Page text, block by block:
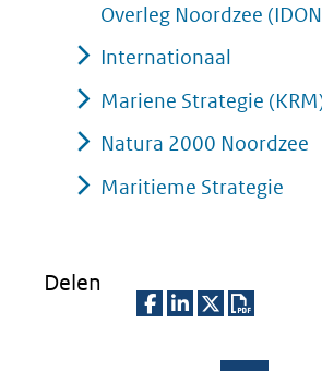
Overleg Noordzee
Internationaal
Mariene Strategie
Natura 2000 Noordzee
Maritieme Strategie
Delen